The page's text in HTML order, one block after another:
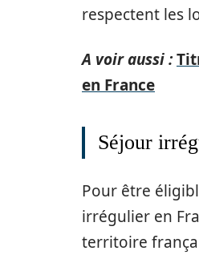
respectent les
A voir aussi :
en France
Séjour
Pour être
irrégulier en
territoire